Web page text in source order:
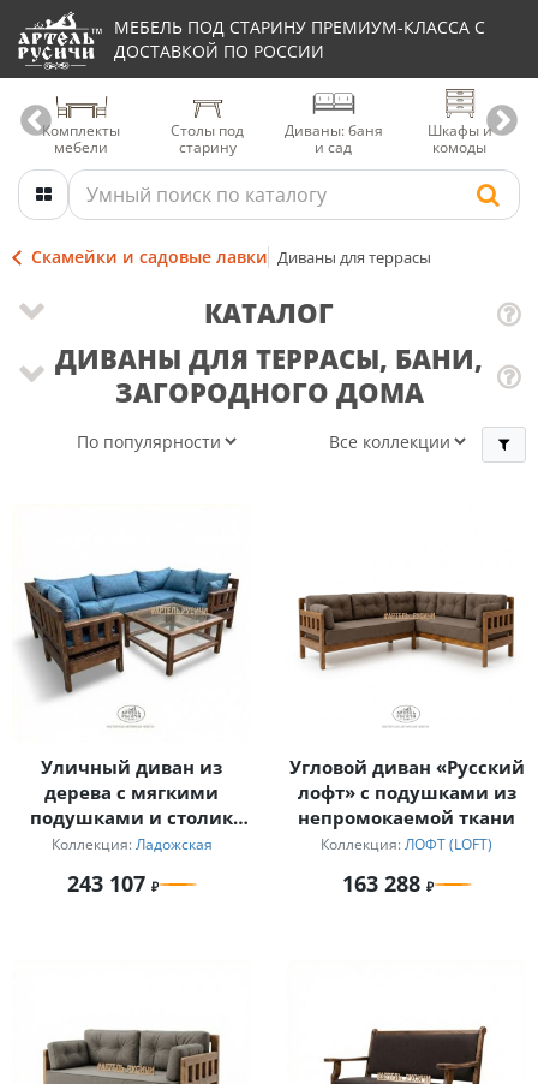
МЕБЕЛЬ ПОД СТАРИНУ ПРЕМИУМ-КЛАССА С
ДОСТАВКОЙ ПО РОССИИ
Комплекты
мебели
Столы под
старину
Диваны: баня
и сад
Шкафы и
комоды
Скамейки и садовые лавки Диваны для террасы
ДИВАНЫ ДЛЯ ТЕРРАСЫ, БАНИ,
ЗАГОРОДНОГО ДОМА
Уличный диван из
дерева с мягкими
подушками и столик
для дачи
Коллекция: Ладожская
243 107
Угловой диван «Русский
лофт» с подушками из
непромокаемой ткани
Коллекция: ЛОФТ (LOFT)
163 288
КАТАЛОГ